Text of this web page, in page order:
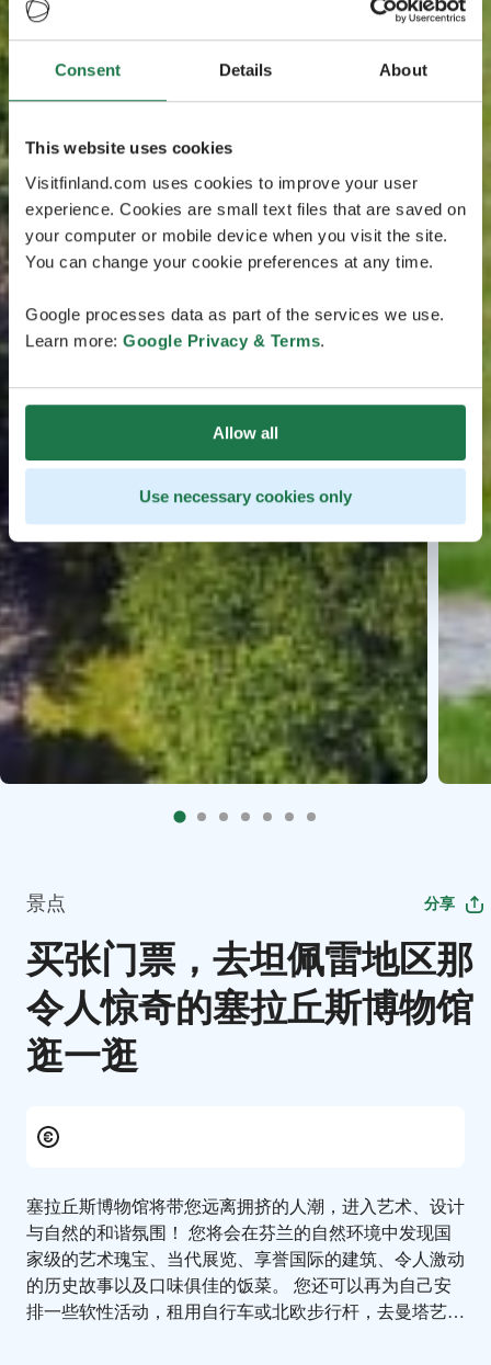
Consent Details About
This website uses cookies
Visitfinland.com uses cookies to improve your user
experience. Cookies are small text files that are saved on
your computer or mobile device when you visit the site.
You can change your cookie preferences at any time.
Google processes data as part of the services we use.
Learn more: Google Privacy & Terms.
Allow all
Use necessary cookies only
景点 分享
买张门票，去坦佩雷地区那
令人惊奇的塞拉丘斯博物馆
逛一逛
塞拉丘斯博物馆将带您远离拥挤的人潮，进入艺术、设计
与自然的和谐氛围！ 您将会在芬兰的自然环境中发现国
家级的艺术瑰宝、当代展览、享誉国际的建筑、令人激动
的历史故事以及口味俱佳的饭菜。 您还可以再为自己安
排一些软性活动，租用自行车或北欧步行杆，去曼塔艺术